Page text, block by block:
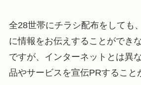
全28世帯にチラシ配布をしても
に情報をお伝えすることができ
ですが、インターネットとは異
品やサービスを宣伝PRすること